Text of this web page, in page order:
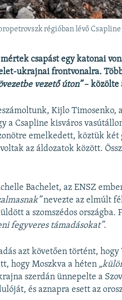
régióban lévő
csapást egy katonai
ukrajnai frontvonalra.
vezető úton”– közölte
Kijlo Timosenko,
a Csapline kisváros
emelkedett, köztük
az áldozatok között.
Bachelet, az ENSZ
nevezte az elmúlt
a szomszédos országba.
fegyveres támadásokat”.
azt követően történt,
hogy Moszkva a héten
szerdán ünnepelte a
és aznapra esett az